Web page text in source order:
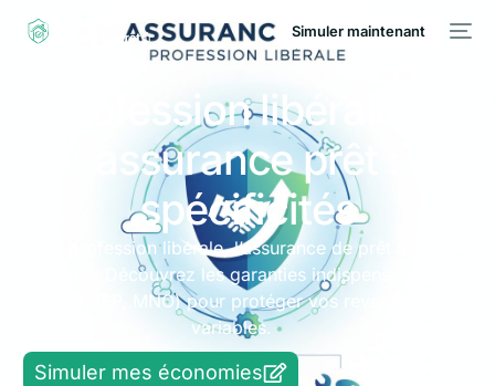
Simuler maintenant
Profession libérale et
assurance prêt :
spécificités
En profession libérale, l’assurance de prêt est
cruciale. Découvrez les garanties indispensables
(ITT, IPP, MNO) pour protéger vos revenus
variables.
Simuler mes économies